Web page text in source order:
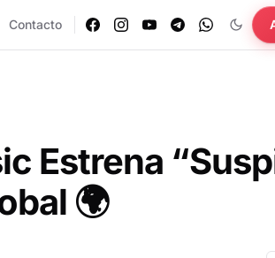
Contacto
Estrena
🌍